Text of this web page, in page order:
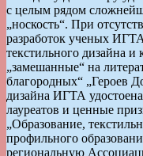
с целым рядом
„носкость“. При
разработок ученых
текстильного дизайна
„замешанные“ на
благородных“ „Героев
дизайна ИГТА
лауреатов и ценные
„Образование,
профильного
региональную